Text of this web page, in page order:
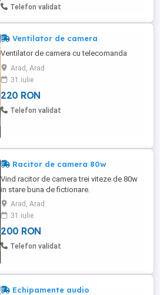
Telefon validat
Ventilator de camera
Ventilator de camera cu telecomanda
Arad, Arad
31 iulie
220 RON
Telefon validat
Racitor de camera 80w
Vind racitor de camera trei viteze de 80w
in stare buna de fictionare.
Arad, Arad
31 iulie
200 RON
Telefon validat
Echipamente audio